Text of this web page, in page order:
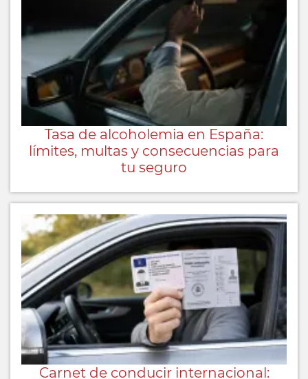
Tasa de alcoholemia en España:
límites, multas y consecuencias para
tu seguro
Carnet de conducir internacional: